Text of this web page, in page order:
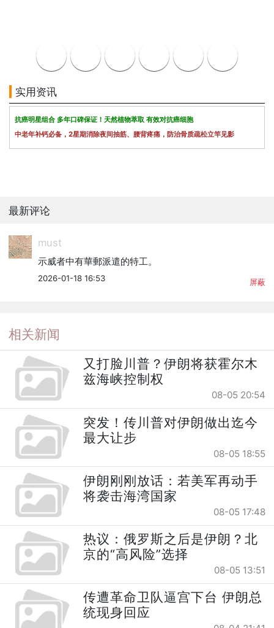
实用资讯
抗癌明星组合 多年口碑保证！天然植物萃取 有效对抗癌细胞
中老年补钙必备，2星期消除夜间抽筋、腰背疼痛，防治骨质疏松立竿见影
最新评论
must
示威者中有華郵派遣的特工。
2026-01-18 16:53 屏蔽
相关新闻
又打脸川普？伊朗将获霍尔木
兹海峡控制权
08-05 20:54
突发！传川普对伊朗做出迄今
最大让步
08-05 18:55
伊朗刚刚放话：若美军再动手
将袭击海湾国家
08-05 17:48
热议：俄罗斯之后是伊朗？北
京的“高风险”选择
08-05 13:51
传遭革命卫队逼宫下台 伊朗总
统现身回应